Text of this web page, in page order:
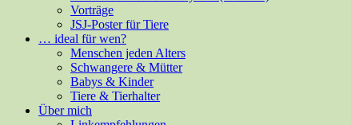
Vorträge
JSJ-Poster für Tiere
… ideal für wen?
Menschen jeden Alters
Schwangere & Mütter
Babys & Kinder
Tiere & Tierhalter
Über mich